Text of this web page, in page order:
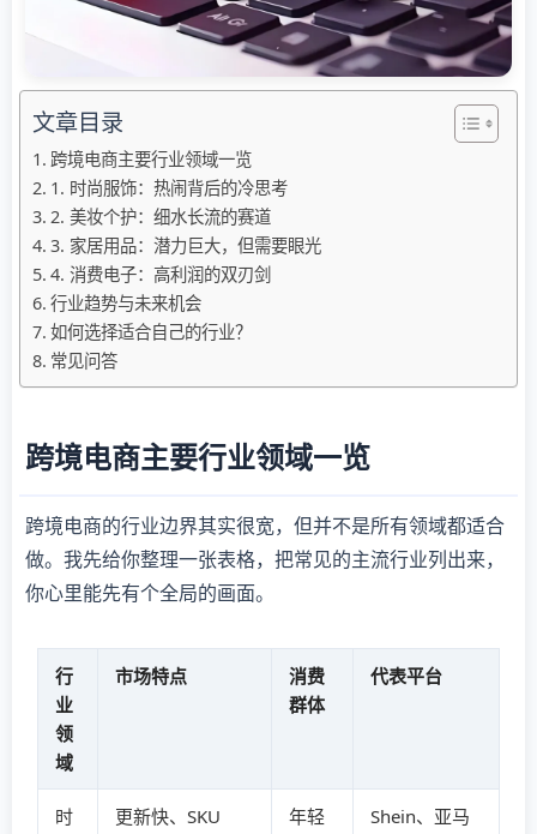
文章目录
跨境电商主要行业领域一览
1. 时尚服饰：热闹背后的冷思考
2. 美妆个护：细水长流的赛道
3. 家居用品：潜力巨大，但需要眼光
4. 消费电子：高利润的双刃剑
行业趋势与未来机会
如何选择适合自己的行业？
常见问答
跨境电商主要行业领域一览
跨境电商的行业边界其实很宽，但并不是所有领域都适合
做。我先给你整理一张表格，把常见的主流行业列出来，
你心里能先有个全局的画面。
行
业
领
域
市场特点
消费
群体
代表平台
时
更新快、SKU
年轻
Shein、亚马